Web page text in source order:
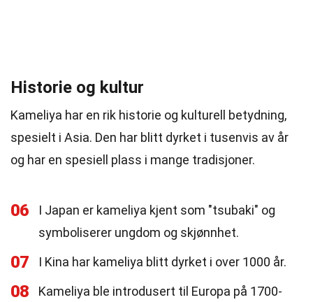
Historie og kultur
Kameliya har en rik historie og kulturell betydning,
spesielt i Asia. Den har blitt dyrket i tusenvis av år
og har en spesiell plass i mange tradisjoner.
06
I Japan er kameliya kjent som "tsubaki" og
symboliserer ungdom og skjønnhet.
07 I Kina har kameliya blitt dyrket i over 1000 år.
08
Kameliya ble introdusert til Europa på 1700-